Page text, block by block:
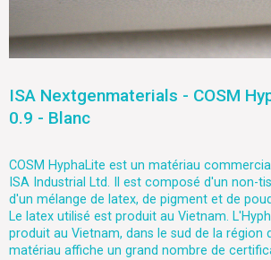
ISA Nextgenmaterials - COSM
0.9 - Blanc
COSM HyphaLite est un matériau
ISA Industrial Ltd. Il est composé d'un non-
d'un mélange de latex, de pigment et de
Le latex utilisé est produit au Vietnam.
produit au Vietnam, dans le sud de la région
matériau affiche un grand nombre de